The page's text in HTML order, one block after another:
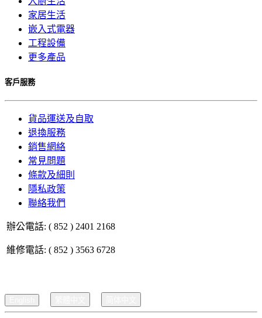
家居生活
嵌入式電器
工程設備
更多產品
客戶服務
貨品運送及自取
退換服務
銷售網絡
常見問題
條款及細則
隱私政策
聯絡我們
辦公電話: ( 852 ) 2401 2168
維修電話: ( 852 ) 3563 6728